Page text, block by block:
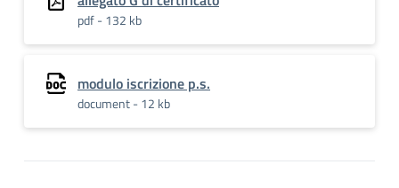
pdf - 132 kb
modulo iscrizione p.s.
document - 12 kb